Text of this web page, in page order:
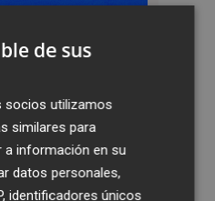
de sus
socios utilizamos
similares para
a información en su
datos personales,
identificadores únicos